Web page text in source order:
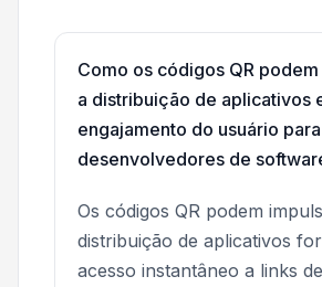
Como os códigos QR
a distribuição de aplicativos
engajamento do usuário para
desenvolvedores de
Os códigos QR podem
distribuição de aplicativos
acesso instantâneo a links